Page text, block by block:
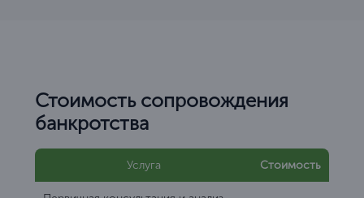
Стоимость сопровождения
банкротства
Услуга Стоимость